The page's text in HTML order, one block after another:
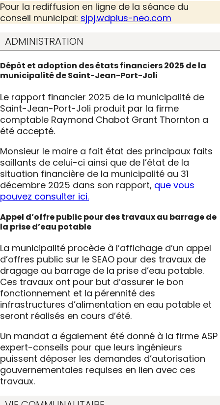
Pour la rediffusion en ligne de la séance du
conseil municipal: sjpj.wdplus-neo.com
ADMINISTRATION
Dépôt et adoption des états financiers 2025 de la
municipalité de Saint-Jean-Port-Joli
Le rapport financier 2025 de la municipalité de
Saint-Jean-Port-Joli produit par la firme
comptable Raymond Chabot Grant Thornton a
été accepté.
Monsieur le maire a fait état des principaux faits
saillants de celui-ci ainsi que de l’état de la
situation financière de la municipalité au 31
décembre 2025 dans son rapport, que vous
pouvez consulter ici.
Appel d’offre public pour des travaux au barrage de
la prise d’eau potable
La municipalité procède à l’affichage d’un appel
d’offres public sur le SEAO pour des travaux de
dragage au barrage de la prise d’eau potable.
Ces travaux ont pour but d’assurer le bon
fonctionnement et la pérennité des
infrastructures d’alimentation en eau potable et
seront réalisés en cours d’été.
Un mandat a également été donné à la firme ASP
expert-conseils pour que leurs ingénieurs
puissent déposer les demandes d’autorisation
gouvernementales requises en lien avec ces
travaux.